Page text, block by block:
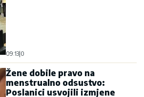
09:13|0
Žene dobile pravo na
menstrualno odsustvo:
Poslanici usvojili izmjene